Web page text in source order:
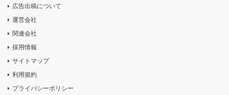
広告出稿について
運営会社
関連会社
採用情報
サイトマップ
利用規約
プライバシーポリシー